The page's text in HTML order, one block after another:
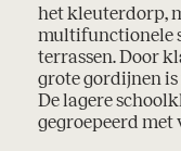
het kleuterdorp,
multifunctionele
terrassen. Door
grote gordijnen
De lagere
gegroepeerd